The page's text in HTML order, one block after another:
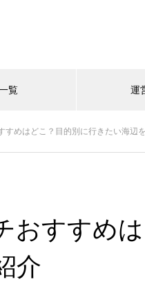
覧 運
すめはどこ？目的別に行きたい海辺
おすすめ
介